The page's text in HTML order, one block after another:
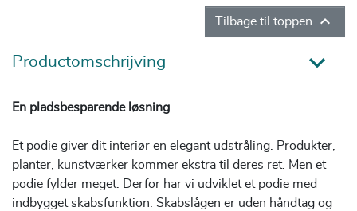
Productomschrijving
En pladsbesparende løsning
Et podie giver dit interiør en elegant udstråling. Produkter,
planter, kunstværker kommer ekstra til deres ret. Men et
podie fylder meget. Derfor har vi udviklet et podie med
indbygget skabsfunktion. Skabslågen er uden håndtag og
Tilbage til toppen 